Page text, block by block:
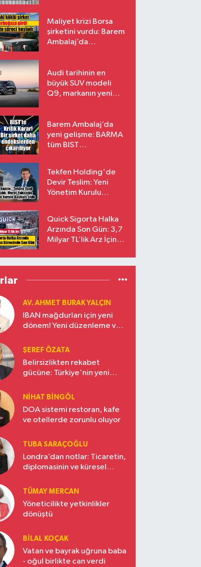
Maliyet krizi Borsa
şirketini vurdu: Barem
Ambalaj’da
Audi tarihinin en
büyük SUV modeli
Q9, markanın yeni
Barem Ambalaj’da
yeni gelişme: BARMA
tüm BIST
Tekfen Holding'de
Devir Teslim: Yeni
Yönetim Kurulu
Quick Sigorta Halka
Arzında Son Gün: 3,7
Milyar TL’lik Arz İçin
Eriyor
AV. AHMET BURAK YALÇIN
IBAN mağdurları için yeni
dönem! Yeni düzenleme ve
ŞEREF ÖZATA
Belirsizlikten rekabet
gücüne: Türkiye'nin yeni
NIHAT BINGÖL
DOA sistemi restoran, kafe
ve otellerde zorunlu oluyor
TUBA SARAÇOĞLU
Londra’dan notlar: Ticaretin,
diplomasinin ve küresel
Türkiye’nin yükselen gücü
TÜMAY MERCAN
Yöneticilikte yetkinlikler
dönüştü
BILAL KOÇAK
Vatan ve bayrak uğruna baba
- oğul birlikte can verdi